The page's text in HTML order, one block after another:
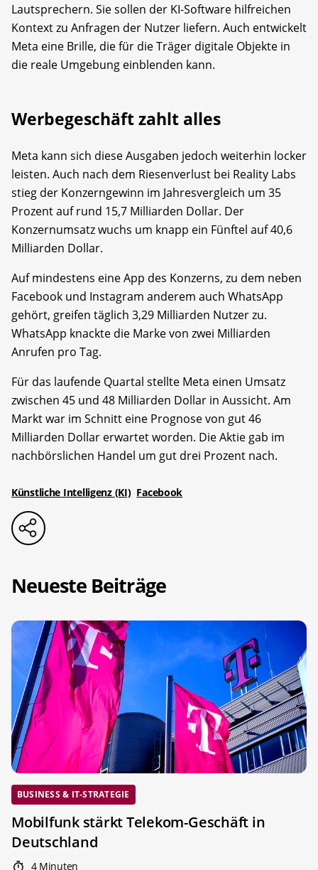
Lautsprechern. Sie sollen der KI-Software hilfreichen
Kontext zu Anfragen der Nutzer liefern. Auch entwickelt
Meta eine Brille, die für die Träger digitale Objekte in
die reale Umgebung einblenden kann.
Werbegeschäft zahlt alles
Meta kann sich diese Ausgaben jedoch weiterhin locker
leisten. Auch nach dem Riesenverlust bei Reality Labs
stieg der Konzerngewinn im Jahresvergleich um 35
Prozent auf rund 15,7 Milliarden Dollar. Der
Konzernumsatz wuchs um knapp ein Fünftel auf 40,6
Milliarden Dollar.
Auf mindestens eine App des Konzerns, zu dem neben
Facebook und Instagram anderem auch WhatsApp
gehört, greifen täglich 3,29 Milliarden Nutzer zu.
WhatsApp knackte die Marke von zwei Milliarden
Anrufen pro Tag.
Für das laufende Quartal stellte Meta einen Umsatz
zwischen 45 und 48 Milliarden Dollar in Aussicht. Am
Markt war im Schnitt eine Prognose von gut 46
Milliarden Dollar erwartet worden. Die Aktie gab im
nachbörslichen Handel um gut drei Prozent nach.
Künstliche Intelligenz (KI) Facebook
Neueste Beiträge
BUSINESS & IT-STRATEGIE
Mobilfunk stärkt Telekom-Geschäft in
Deutschland
4 Minuten